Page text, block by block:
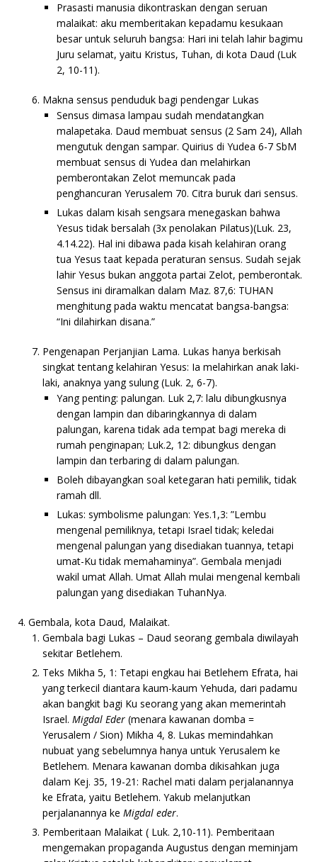
Prasasti manusia dikontraskan dengan seruan
malaikat: aku memberitakan kepadamu kesukaan
besar untuk seluruh bangsa: Hari ini telah lahir bagimu
Juru selamat, yaitu Kristus, Tuhan, di kota Daud (Luk
2, 10-11).
Makna sensus penduduk bagi pendengar Lukas
Sensus dimasa lampau sudah mendatangkan
malapetaka. Daud membuat sensus (2 Sam 24), Allah
mengutuk dengan sampar. Quirius di Yudea 6-7 SbM
membuat sensus di Yudea dan melahirkan
pemberontakan Zelot memuncak pada
penghancuran Yerusalem 70. Citra buruk dari sensus.
Lukas dalam kisah sengsara menegaskan bahwa
Yesus tidak bersalah (3x penolakan Pilatus)(Luk. 23,
4.14.22). Hal ini dibawa pada kisah kelahiran orang
tua Yesus taat kepada peraturan sensus. Sudah sejak
lahir Yesus bukan anggota partai Zelot, pemberontak.
Sensus ini diramalkan dalam Maz. 87,6: TUHAN
menghitung pada waktu mencatat bangsa-bangsa:
“Ini dilahirkan disana.”
Pengenapan Perjanjian Lama. Lukas hanya berkisah
singkat tentang kelahiran Yesus: Ia melahirkan anak laki-
laki, anaknya yang sulung (Luk. 2, 6-7).
Yang penting: palungan. Luk 2,7: lalu dibungkusnya
dengan lampin dan dibaringkannya di dalam
palungan, karena tidak ada tempat bagi mereka di
rumah penginapan; Luk.2, 12: dibungkus dengan
lampin dan terbaring di dalam palungan.
Boleh dibayangkan soal ketegaran hati pemilik, tidak
ramah dll.
Lukas: symbolisme palungan: Yes.1,3: ”Lembu
mengenal pemiliknya, tetapi Israel tidak; keledai
mengenal palungan yang disediakan tuannya, tetapi
umat-Ku tidak memahaminya”. Gembala menjadi
wakil umat Allah. Umat Allah mulai mengenal kembali
palungan yang disediakan TuhanNya.
Gembala, kota Daud, Malaikat.
Gembala bagi Lukas – Daud seorang gembala diwilayah
sekitar Betlehem.
Teks Mikha 5, 1: Tetapi engkau hai Betlehem Efrata, hai
yang terkecil diantara kaum-kaum Yehuda, dari padamu
akan bangkit bagi Ku seorang yang akan memerintah
Israel. Migdal Eder (menara kawanan domba =
Yerusalem / Sion) Mikha 4, 8. Lukas memindahkan
nubuat yang sebelumnya hanya untuk Yerusalem ke
Betlehem. Menara kawanan domba dikisahkan juga
dalam Kej. 35, 19-21: Rachel mati dalam perjalanannya
ke Efrata, yaitu Betlehem. Yakub melanjutkan
perjalanannya ke Migdal eder.
Pemberitaan Malaikat ( Luk. 2,10-11). Pemberitaan
mengemakan propaganda Augustus dengan meminjam